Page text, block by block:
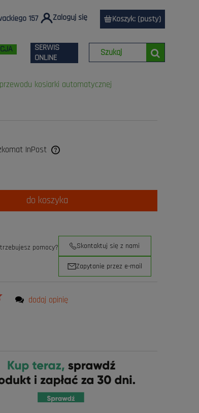
157 Zaloguj się Koszyk: (pusty)
SERWIS
ONLINE
kosiarki automatycznej
InPost
kosztów
do koszyka
pomocy? Skontaktuj się z nami
Zapytanie przez e-mail
dodaj opinię